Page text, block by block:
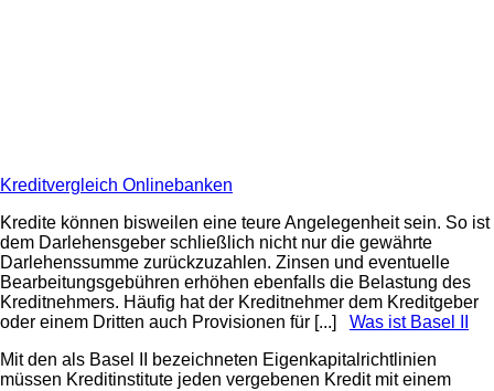
Kreditvergleich Onlinebanken
Kredite können bisweilen eine teure Angelegenheit sein. So ist
dem Darlehensgeber schließlich nicht nur die gewährte
Darlehenssumme zurückzuzahlen. Zinsen und eventuelle
Bearbeitungsgebühren erhöhen ebenfalls die Belastung des
Kreditnehmers. Häufig hat der Kreditnehmer dem Kreditgeber
oder einem Dritten auch Provisionen für [...] Was ist Basel II
Mit den als Basel II bezeichneten Eigenkapitalrichtlinien
müssen Kreditinstitute jeden vergebenen Kredit mit einem